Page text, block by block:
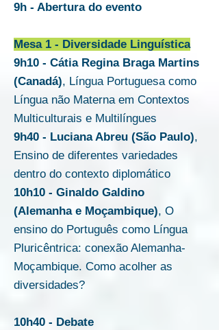
9h - Abertura do evento
Mesa 1 - Diversidade Linguística
9h10 - Cátia Regina Braga Martins
(Canadá), Língua Portuguesa como
Língua não Materna em Contextos
Multiculturais e Multilíngues
9h40 - Luciana Abreu (São Paulo),
Ensino de diferentes variedades
dentro do contexto diplomático
10h10 - Ginaldo Galdino
(Alemanha e Moçambique), O
ensino do Português como Língua
Pluricêntrica: conexão Alemanha-
Moçambique. Como acolher as
diversidades?
10h40 - Debate